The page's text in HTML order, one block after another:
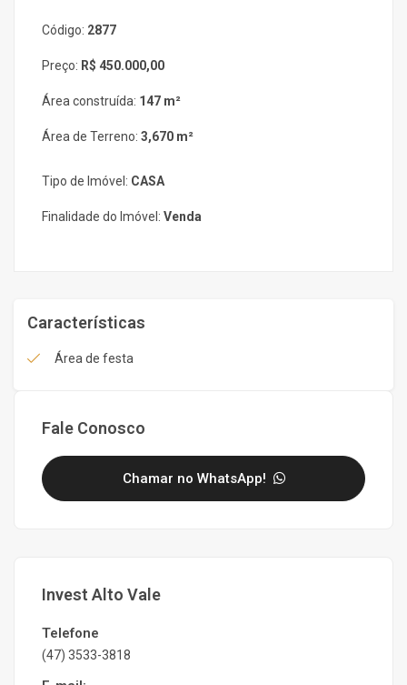
Código: 2877
Preço: R$ 450.000,00
Área construída: 147 m²
Área de Terreno: 3,670 m²
Tipo de Imóvel: CASA
Finalidade do Imóvel: Venda
Características
Área de festa
Fale Conosco
Chamar no WhatsApp!
Invest Alto Vale
Telefone
(47) 3533-3818